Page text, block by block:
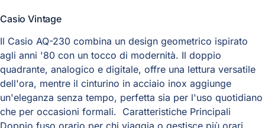
Casio Vintage
Il Casio AQ-230 combina un design geometrico ispirato
agli anni '80 con un tocco di modernità. Il doppio
quadrante, analogico e digitale, offre una lettura versatile
dell'ora, mentre il cinturino in acciaio inox aggiunge
un'eleganza senza tempo, perfetta sia per l'uso quotidiano
che per occasioni formali. Caratteristiche Principali